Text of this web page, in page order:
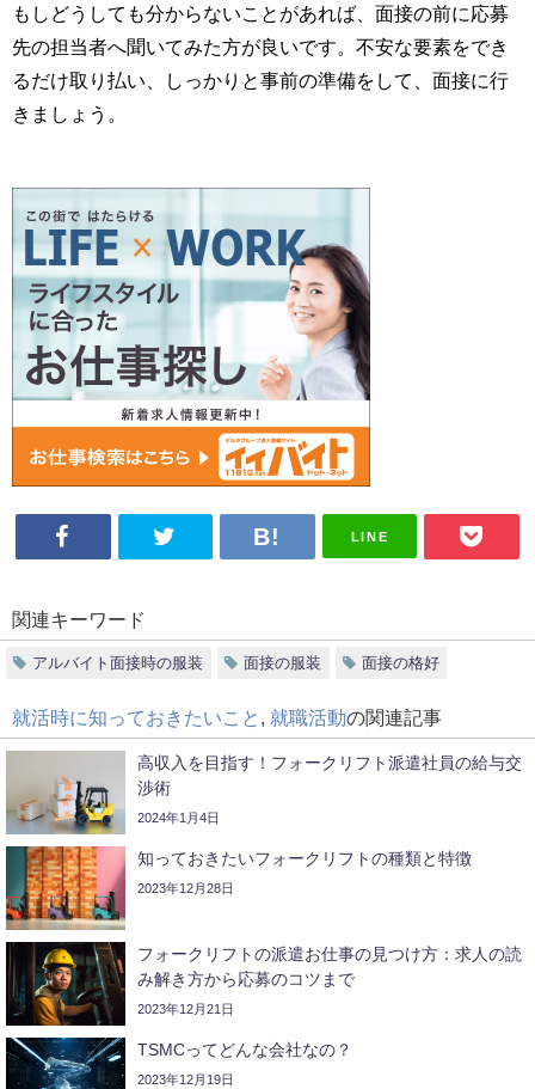
もしどうしても分からないことがあれば、面接の前に応募
先の担当者へ聞いてみた方が良いです。不安な要素をでき
るだけ取り払い、しっかりと事前の準備をして、面接に行
きましょう。
LINE
関連キーワード
アルバイト面接時の服装 面接の服装 面接の格好
就活時に知っておきたいこと 就職活動の関連記事
高収入を目指す！フォークリフト派遣社員の給与交
渉術
2024年1月4日
知っておきたいフォークリフトの種類と特徴
2023年12月28日
フォークリフトの派遣お仕事の見つけ方：求人の読
み解き方から応募のコツまで
2023年12月21日
TSMCってどんな会社なの？
2023年12月19日